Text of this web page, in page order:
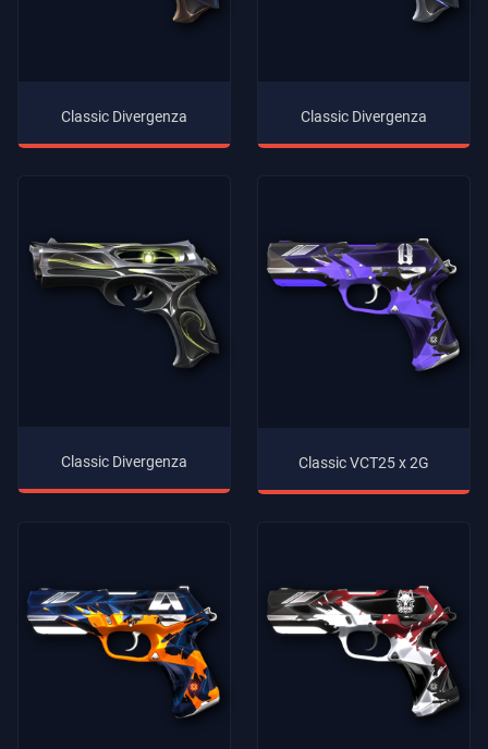
Classic Divergenza Classic Divergenza
Classic Divergenza Classic VCT25 x 2G